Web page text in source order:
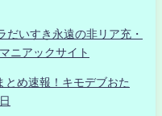
だいすき永遠の非リア充・
ニアックサイト
とめ速報！キモデブおた